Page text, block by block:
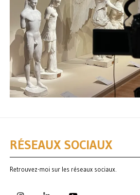
RÉSEAUX SOCIAUX
Retrouvez-moi sur les réseaux sociaux.